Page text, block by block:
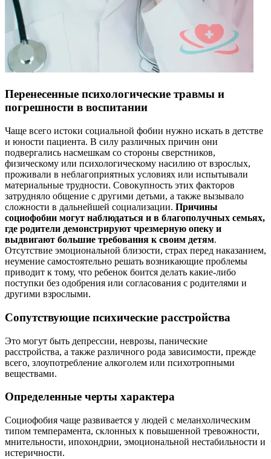
Перенесенные психологические травмы и
погрешности в воспитании
Чаще всего истоки социальной фобии нужно искать в детстве
и юности пациента. В силу различных причин они
подвергались насмешкам со стороны сверстников,
физическому или психологическому насилию от взрослых,
проживали в неблагоприятных условиях или испытывали
материальные трудности. Совокупность этих факторов
затрудняло общение с другими детьми, а также вызывало
сложности в дальнейшей социализации. Причины
социофобии могут наблюдаться и в благополучных семьях,
где родители демонстрируют чрезмерную опеку и
выдвигают большие требования к своим детям.
Отсутствие эмоциональной близости, страх перед наказанием,
неумение самостоятельно решать возникающие проблемы
приводит к тому, что ребенок боится делать какие-либо
поступки без одобрения или согласования с родителями и
другими взрослыми.
Сопутствующие психические расстройства
Это могут быть депрессии, неврозы, панические
расстройства, а также различного рода зависимости, прежде
всего, злоупотребление алкоголем или психотропными
веществами.
Определенные черты характера
Социофобия чаще развивается у людей с меланхолическим
типом темперамента, склонных к повышенной тревожности,
мнительности, ипохондрии, эмоциональной нестабильности и
истеричности.